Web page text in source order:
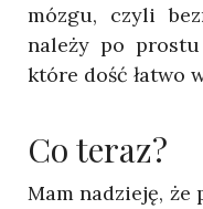
mózgu, czyli
należy po
które dość łatwo
Co teraz?
Mam nadzieję,